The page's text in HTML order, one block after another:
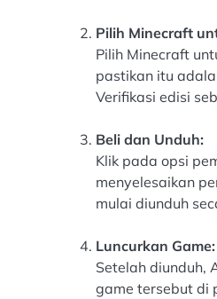
Pilih Minecraft
Pilih Minecraft
pastikan itu
Verifikasi edisi
Beli dan Unduh:
Klik pada opsi
menyelesaikan
mulai diunduh
Luncurkan Game:
Setelah diunduh,
game tersebut di